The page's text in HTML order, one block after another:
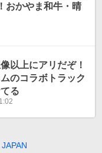
おかやま和牛・晴
以上にアリだぞ！
のコラボトラック
る